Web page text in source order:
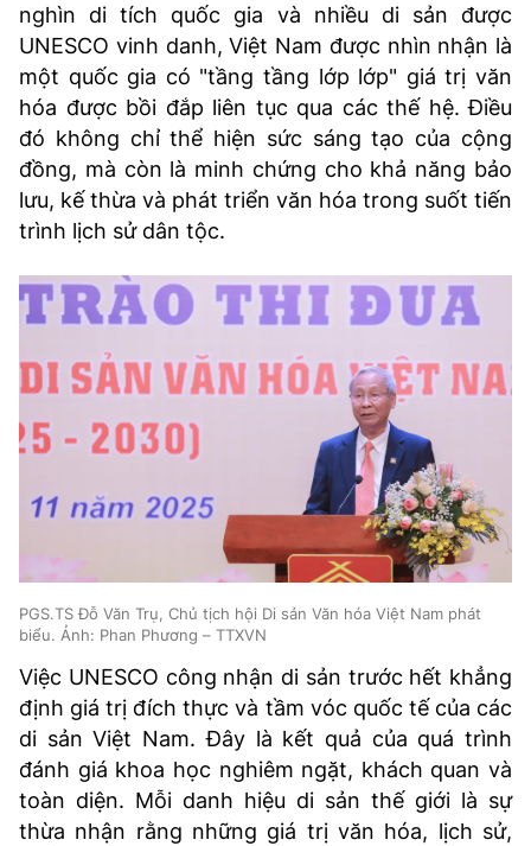
nghìn di tích quốc gia và nhiều di sản được
UNESCO vinh danh, Việt Nam được nhìn nhận là
một quốc gia có "tầng tầng lớp lớp" giá trị văn
hóa được bồi đắp liên tục qua các thế hệ. Điều
đó không chỉ thể hiện sức sáng tạo của cộng
đồng, mà còn là minh chứng cho khả năng bảo
lưu, kế thừa và phát triển văn hóa trong suốt tiến
trình lịch sử dân tộc.
PGS.TS Đỗ Văn Trụ, Chủ tịch hội Di sản Văn hóa Việt Nam phát
biểu. Ảnh: Phan Phương – TTXVN
Việc UNESCO công nhận di sản trước hết khẳng
định giá trị đích thực và tầm vóc quốc tế của các
di sản Việt Nam. Đây là kết quả của quá trình
đánh giá khoa học nghiêm ngặt, khách quan và
toàn diện. Mỗi danh hiệu di sản thế giới là sự
thừa nhận rằng những giá trị văn hóa, lịch sử,